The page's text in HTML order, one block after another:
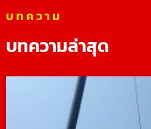
บทความ
บทความล่าสุด